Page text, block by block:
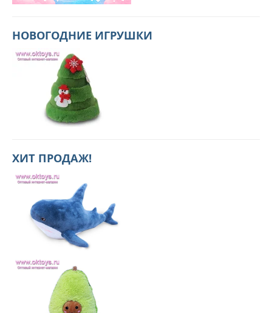
НОВОГОДНИЕ ИГРУШКИ
ХИТ ПРОДАЖ!